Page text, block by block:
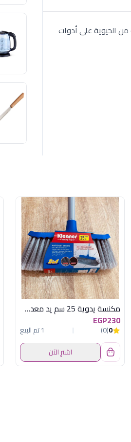
الحيوية على أدوات
مكنسة يدوية 25 سم يد معدن كلينر
EGP230
0
(0)
1 تم البيع
اشترِ الآن